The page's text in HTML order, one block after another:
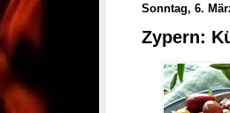
Sonntag, 6.
Zypern: